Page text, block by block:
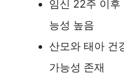
임신 22주 이후
능성 높음
산모와 태아 건
가능성 존재